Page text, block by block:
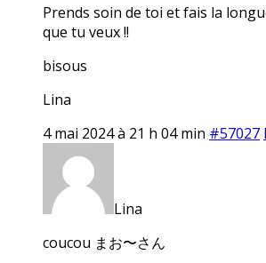
Prends soin de toi et fais la
que tu veux !!
bisous
Lina
4 mai 2024 à 21 h 04 min #57027
Lina
coucou まお〜さん